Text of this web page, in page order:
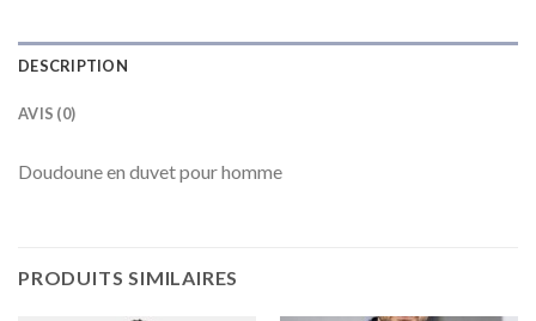
DESCRIPTION
AVIS (0)
Doudoune en duvet pour homme
PRODUITS SIMILAIRES